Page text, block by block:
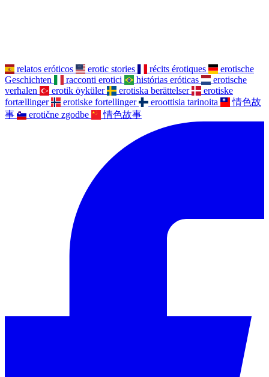
relatos eróticos erotic stories récits érotiques
erotische
Geschichten
racconti erotici histórias eróticas
erotische
verhalen
erotik öyküler erotiska berättelser
erotiske
fortællinger
erotiske fortellinger eroottisia tarinoita
情色故
事
erotične zgodbe 情色故事